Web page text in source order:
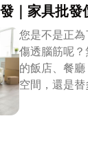
商業銀行、南天
美健康事業、歐
步雲端、快樂瑪
台灣動物緊急
精密機械研
多年來的支持。
信賴~！ 富茂彩
｜家具批發
讓您省荷包
您是不是正
傷透腦筋呢
的飯店、餐
空間，還是替
宗採購總是